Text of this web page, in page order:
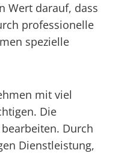
Wert darauf, dass
professionelle
spezielle
mit viel
Die
Durch
Dienstleistung,